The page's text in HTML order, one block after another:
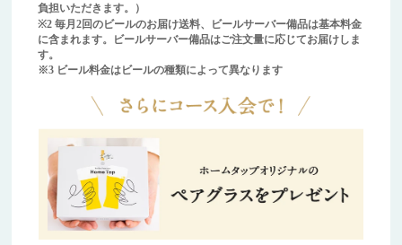
負担いただきます。）
※2 毎月2回のビールのお届け送料、ビールサーバー備品は基本料金
に含まれます。ビールサーバー備品はご注文量に応じてお届けしま
す。
※3 ビール料金はビールの種類によって異なります